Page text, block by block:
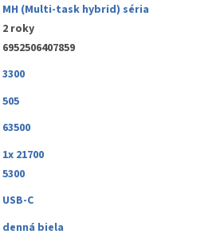
MH (Multi-task hybrid) séria
2 roky
6952506407859
3300
505
63500
1x 21700
5300
USB-C
denná biela